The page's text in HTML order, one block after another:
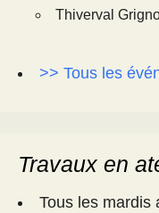
Thiverval
>> Tous les
Travaux en
Tous les mardis